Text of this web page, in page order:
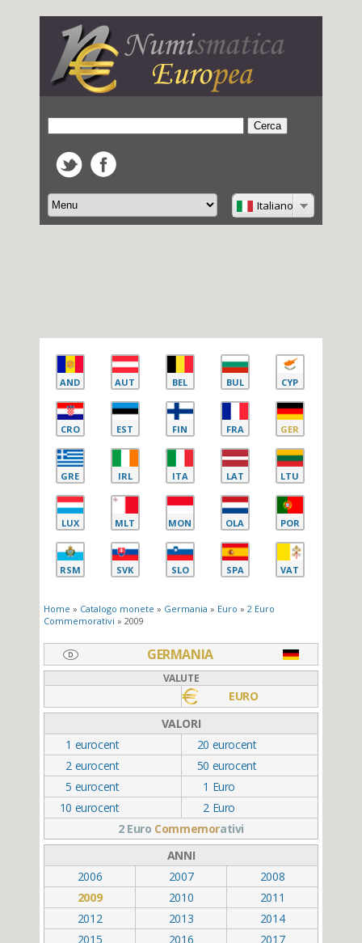
Italiano
AND AUT BEL BUL CYP
CRO EST FIN FRA GER
GRE IRL ITA LAT LTU
LUX MLT MON OLA POR
RSM SVK SLO SPA VAT
Home » Catalogo monete » Germania » Euro » 2 Euro
Commemorativi » 2009
GERMANIA
VALUTE
EURO
VALORI
1 eurocent 20 eurocent
2 eurocent 50 eurocent
5 eurocent 1 Euro
10 eurocent 2 Euro
2 Euro Commemorativi
ANNI
2006
2007
2008
2009
2010
2011
2012
2013
2014
2015
2016
2017